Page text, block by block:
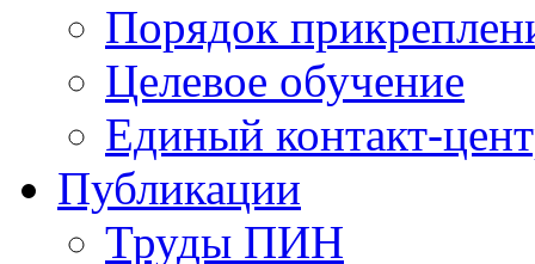
Порядок
Целевое обучение
Единый контакт-
Публикации
Труды ПИН